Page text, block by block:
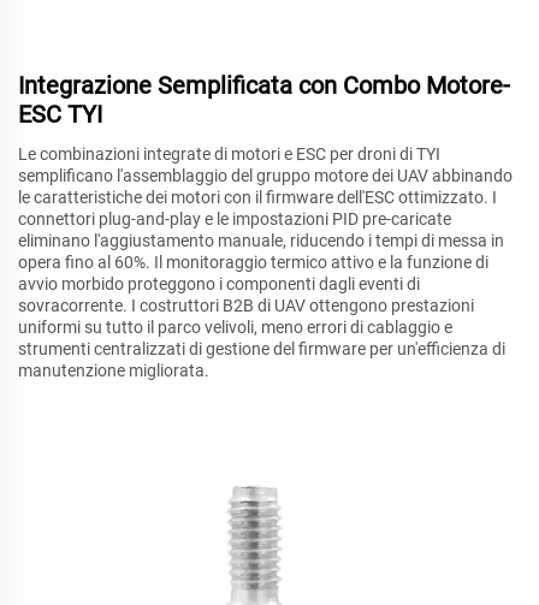
Integrazione Semplificata con Combo Motore-
ESC TYI
Le combinazioni integrate di motori e ESC per droni di TYI
semplificano l'assemblaggio del gruppo motore dei UAV abbinando
le caratteristiche dei motori con il firmware dell'ESC ottimizzato. I
connettori plug-and-play e le impostazioni PID pre-caricate
eliminano l'aggiustamento manuale, riducendo i tempi di messa in
opera fino al 60%. Il monitoraggio termico attivo e la funzione di
avvio morbido proteggono i componenti dagli eventi di
sovracorrente. I costruttori B2B di UAV ottengono prestazioni
uniformi su tutto il parco velivoli, meno errori di cablaggio e
strumenti centralizzati di gestione del firmware per un'efficienza di
manutenzione migliorata.